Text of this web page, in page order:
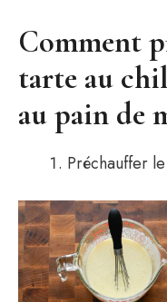
Comment
tarte au
au pain de
Préchauffer